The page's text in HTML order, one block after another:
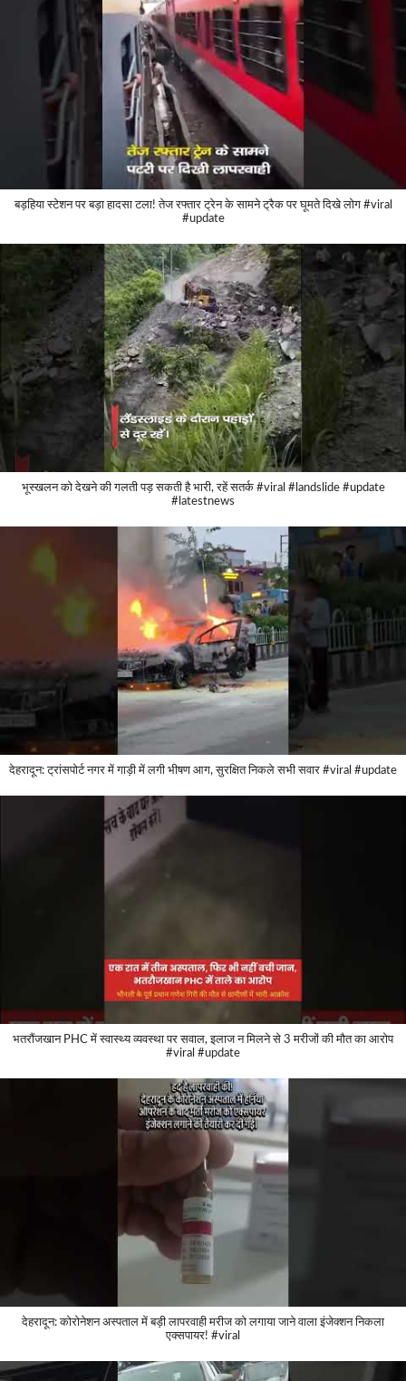
बड़हिया स्टेशन पर बड़ा हादसा टला! तेज रफ्तार ट्रेन के सामने ट्रैक पर घूमते दिखे लोग #viral
#update
भूस्खलन को देखने की गलती पड़ सकती है भारी, रहें सतर्क #viral #landslide #update
#latestnews
देहरादून: ट्रांसपोर्ट नगर में गाड़ी में लगी भीषण आग, सुरक्षित निकले सभी सवार #viral #update
भतरौंजखान PHC में स्वास्थ्य व्यवस्था पर सवाल, इलाज न मिलने से 3 मरीजों की मौत का आरोप
#viral #update
देहरादून: कोरोनेशन अस्पताल में बड़ी लापरवाही मरीज को लगाया जाने वाला इंजेक्शन निकला
एक्सपायर! #viral